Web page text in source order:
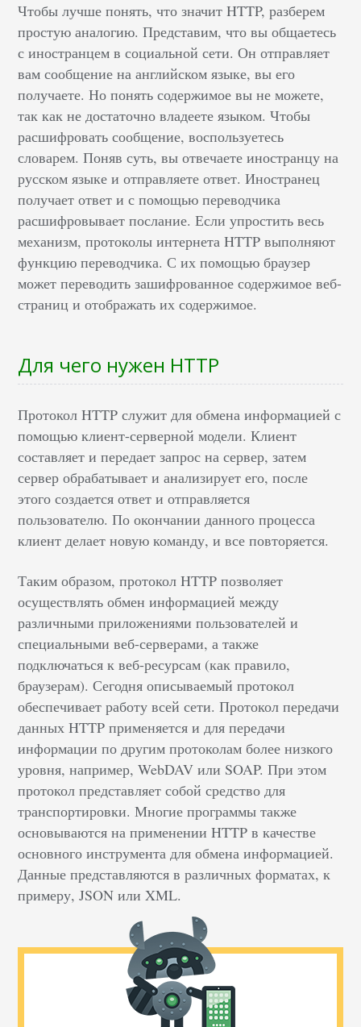
Чтобы лучше понять, что значит HTTP, разберем
простую аналогию. Представим, что вы общаетесь
с иностранцем в социальной сети. Он отправляет
вам сообщение на английском языке, вы его
получаете. Но понять содержимое вы не можете,
так как не достаточно владеете языком. Чтобы
расшифровать сообщение, воспользуетесь
словарем. Поняв суть, вы отвечаете иностранцу на
русском языке и отправляете ответ. Иностранец
получает ответ и с помощью переводчика
расшифровывает послание. Если упростить весь
механизм, протоколы интернета HTTP выполняют
функцию переводчика. С их помощью браузер
может переводить зашифрованное содержимое веб-
страниц и отображать их содержимое.
Для чего нужен HTTP
Протокол HTTP служит для обмена информацией с
помощью клиент-серверной модели. Клиент
составляет и передает запрос на сервер, затем
сервер обрабатывает и анализирует его, после
этого создается ответ и отправляется
пользователю. По окончании данного процесса
клиент делает новую команду, и все повторяется.
Таким образом, протокол HTTP позволяет
осуществлять обмен информацией между
различными приложениями пользователей и
специальными веб-серверами, а также
подключаться к веб-ресурсам (как правило,
браузерам). Сегодня описываемый протокол
обеспечивает работу всей сети. Протокол передачи
данных HTTP применяется и для передачи
информации по другим протоколам более низкого
уровня, например, WebDAV или SOAP. При этом
протокол представляет собой средство для
транспортировки. Многие программы также
основываются на применении HTTP в качестве
основного инструмента для обмена информацией.
Данные представляются в различных форматах, к
примеру, JSON или XML.